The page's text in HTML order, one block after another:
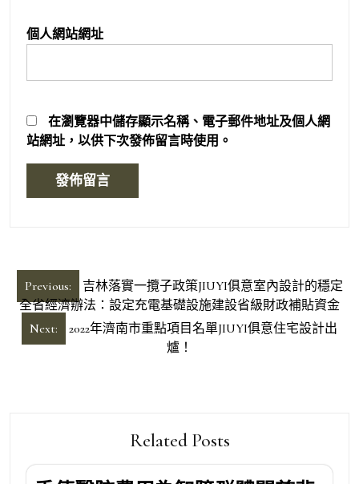
個人網站網址
在瀏覽器中儲存顯示名稱、電子郵件地址及個人網
站網址，以供下次發佈留言時使用。
文
章
Previous:
吉林落實一攬子政策JIUYI俱意室內設計的穩定
全省經濟辦法：設定充電基礎設施建設省級財政補貼資金
Next:
2022年濟南市重點項目名單JIUYI俱意住宅設計出
爐！
Related Posts